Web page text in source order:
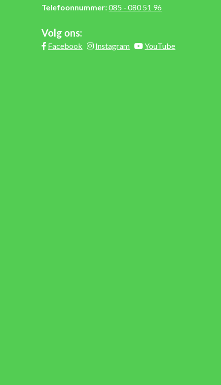
Telefoonnummer:085 - 080 51 96
Volg ons:
Facebook Instagram YouTube